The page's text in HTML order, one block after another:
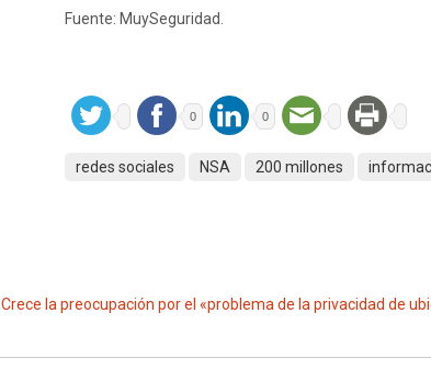
Fuente: MuySeguridad.
0 0
redes sociales NSA 200 millones
Crece la preocupación por el «problema de la privacidad de